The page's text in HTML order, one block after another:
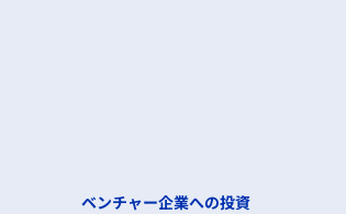
ベンチャー企業への投資